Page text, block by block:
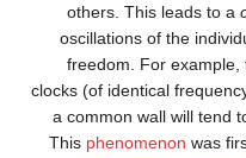
others. This leads to a
oscillations of the
freedom. For example,
clocks (of identical
a common wall will tend
This phenomenon was